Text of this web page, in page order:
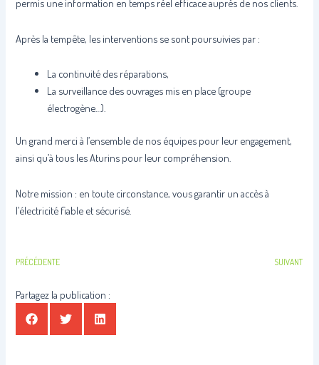
permis une information en temps réel efficace auprès de nos clients.
Après la tempête, les interventions se sont poursuivies par :
La continuité des réparations,
La surveillance des ouvrages mis en place (groupe
électrogène…).
Un grand merci à l’ensemble de nos équipes pour leur engagement,
ainsi qu’à tous les Aturins pour leur compréhension.
Notre mission : en toute circonstance, vous garantir un accès à
l’électricité fiable et sécurisé.
PRÉCÉDENTE SUIVANT
Partagez la publication :